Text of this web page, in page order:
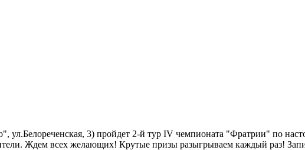
3) пройдет 2-й тур IV чемпионата "Фратрии" по
Ждем всех желающих! Крутые призы разыгрываем каждый раз!